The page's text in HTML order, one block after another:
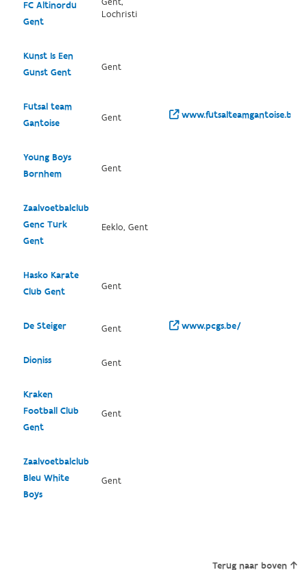
FC Altinordu
Gent
Lochristi
Kunst Is Een
Gunst Gent
Gent
Futsal team
Gantoise
Gent www.futsalteamgantoise.be/
Young Boys
Bornhem
Gent
Zaalvoetbalclub
Genc Turk
Gent
Eeklo, Gent
Hasko Karate
Club Gent
Gent
De Steiger Gent www.pcgs.be/
Dioniss Gent
Kraken
Football Club
Gent
Gent
Zaalvoetbalclub
Bleu White
Boys
Gent
Terug naar boven